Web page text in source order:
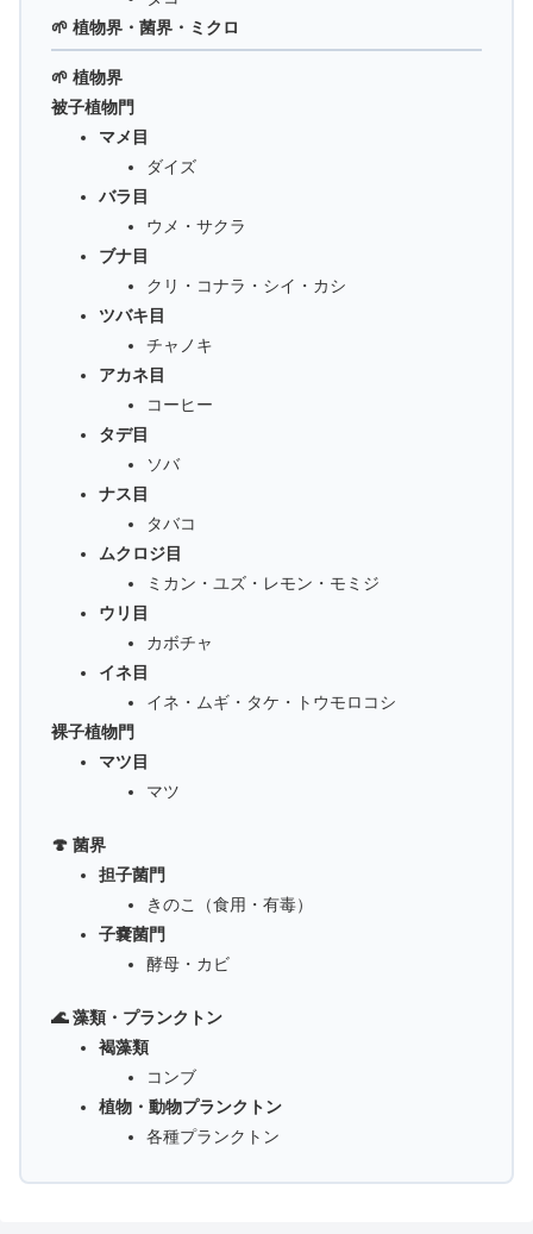
🌱 植物界・菌界・ミクロ
🌱 植物界
被子植物門
マメ目
ダイズ
バラ目
ウメ・サクラ
ブナ目
クリ・コナラ・シイ・カシ
ツバキ目
チャノキ
アカネ目
コーヒー
タデ目
ソバ
ナス目
タバコ
ムクロジ目
ミカン・ユズ・レモン・モミジ
ウリ目
カボチャ
イネ目
イネ・ムギ・タケ・トウモロコシ
裸子植物門
マツ目
マツ
🍄 菌界
担子菌門
きのこ（食用・有毒）
子嚢菌門
酵母・カビ
🌊 藻類・プランクトン
褐藻類
コンブ
植物・動物プランクトン
各種プランクトン